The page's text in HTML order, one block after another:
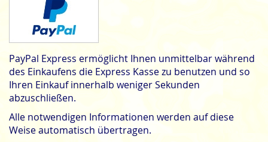
PayPal Express ermöglicht Ihnen unmittelbar während
des Einkaufens die Express Kasse zu benutzen und so
Ihren Einkauf innerhalb weniger Sekunden
abzuschließen.
Alle notwendigen Informationen werden auf diese
Weise automatisch übertragen.